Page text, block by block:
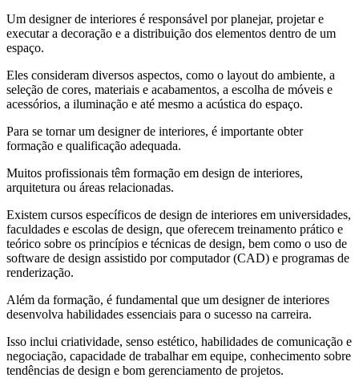
Um designer de interiores é responsável por planejar, projetar e
executar a decoração e a distribuição dos elementos dentro de um
espaço.
Eles consideram diversos aspectos, como o layout do ambiente, a
seleção de cores, materiais e acabamentos, a escolha de móveis e
acessórios, a iluminação e até mesmo a acústica do espaço.
Para se tornar um designer de interiores, é importante obter
formação e qualificação adequada.
Muitos profissionais têm formação em design de interiores,
arquitetura ou áreas relacionadas.
Existem cursos específicos de design de interiores em universidades,
faculdades e escolas de design, que oferecem treinamento prático e
teórico sobre os princípios e técnicas de design, bem como o uso de
software de design assistido por computador (CAD) e programas de
renderização.
Além da formação, é fundamental que um designer de interiores
desenvolva habilidades essenciais para o sucesso na carreira.
Isso inclui criatividade, senso estético, habilidades de comunicação e
negociação, capacidade de trabalhar em equipe, conhecimento sobre
tendências de design e bom gerenciamento de projetos.